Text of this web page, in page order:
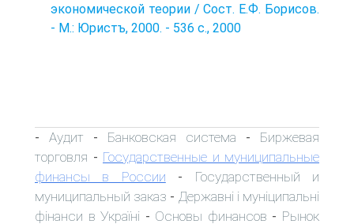
экономической теории / Сост. Е.Ф. Борисов.
- М.: Юристъ, 2000. - 536 с., 2000
- Аудит - Банковская система - Биржевая
торговля - Государственные и муниципальные
финансы в России - Государственный и
муниципальный заказ - Державні і муніципальні
фінанси в Україні - Основы финансов - Рынок